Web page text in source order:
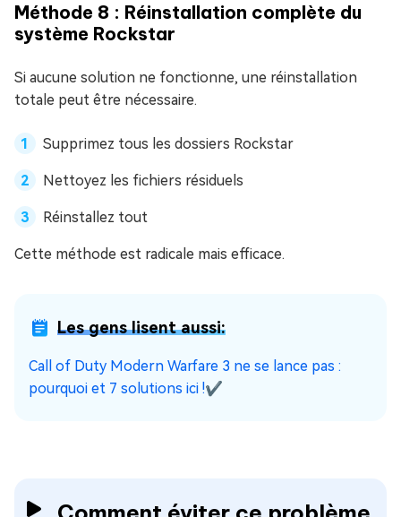
Méthode 8 : Réinstallation complète du
système Rockstar
Si aucune solution ne fonctionne, une réinstallation
totale peut être nécessaire.
Supprimez tous les dossiers Rockstar
Nettoyez les fichiers résiduels
Réinstallez tout
Cette méthode est radicale mais efficace.
Les gens lisent aussi:
Call of Duty Modern Warfare 3 ne se lance pas :
pourquoi et 7 solutions ici !✔️